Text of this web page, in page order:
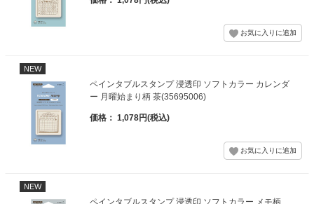
NEW
ペインタブルスタンプ 浸透印 ソフトカラー カレンダ
ー 月曜始まり柄 茶(35695006)
価格： 1,078円(税込)
NEW
ペインタブルスタンプ 浸透印 ソフトカラー メモ柄